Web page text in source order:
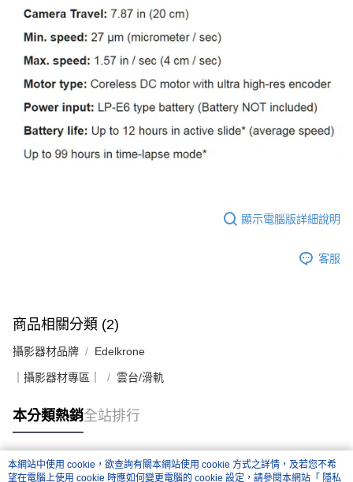
顯示電腦版詳細說明
客服
商品相關分類 (2)
攝影器材品牌 Edelkrone
｜攝影器材專區｜ 雲台/滑軌
本分類熱銷全站排行
熱門標籤
本網站中使用 cookie，欲查詢有關本網站使用 cookie 方式之詳情，及若您不希
望在電腦上使用 cookie 時應如何變更電腦的 cookie 設定，請參閱本網站「 隱私